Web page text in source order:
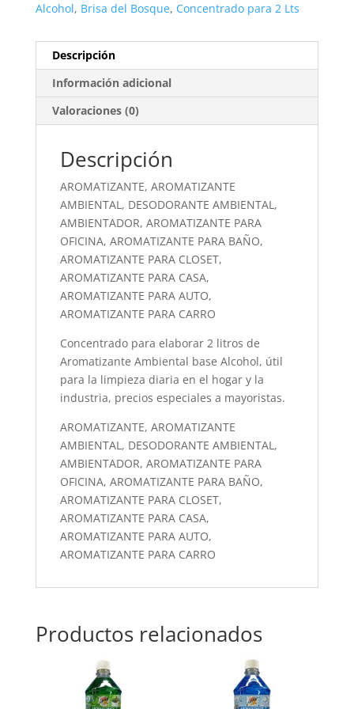
Alcohol, Brisa del Bosque, Concentrado para 2 Lts
Descripción
Información adicional
Valoraciones (0)
Descripción
AROMATIZANTE, AROMATIZANTE
AMBIENTAL, DESODORANTE AMBIENTAL,
AMBIENTADOR, AROMATIZANTE PARA
OFICINA, AROMATIZANTE PARA BAÑO,
AROMATIZANTE PARA CLOSET,
AROMATIZANTE PARA CASA,
AROMATIZANTE PARA AUTO,
AROMATIZANTE PARA CARRO
Concentrado para elaborar 2 litros de
Aromatizante Ambiental base Alcohol, útil
para la limpieza diaria en el hogar y la
industria, precios especiales a mayoristas.
AROMATIZANTE, AROMATIZANTE
AMBIENTAL, DESODORANTE AMBIENTAL,
AMBIENTADOR, AROMATIZANTE PARA
OFICINA, AROMATIZANTE PARA BAÑO,
AROMATIZANTE PARA CLOSET,
AROMATIZANTE PARA CASA,
AROMATIZANTE PARA AUTO,
AROMATIZANTE PARA CARRO
Productos relacionados